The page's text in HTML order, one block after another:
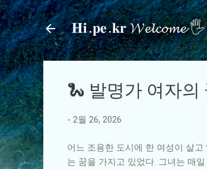
𝐇𝐢.𝐩𝐞.𝐤𝐫 𝓦𝓮𝓵𝓬𝓸𝓶𝓮 🖐
🐍 발명가 여자
- 2월 26, 2026
어느 조용한 도시에 한 여성이 살
는 꿈을 가지고 있었다. 그녀는 매